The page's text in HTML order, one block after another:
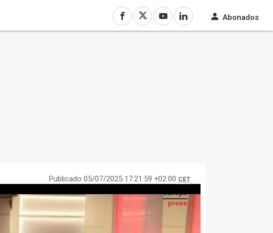
Abonados
Publicado 05/07/2025 17:21:59 +02:00 CET